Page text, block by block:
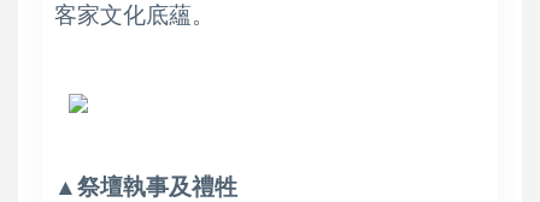
客家文化底蘊。
▲祭壇執事及禮牲